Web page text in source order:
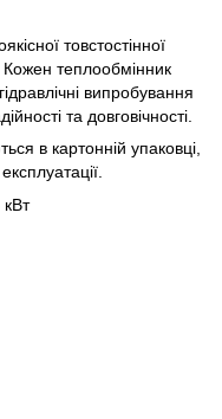
товстостінної
Кожен теплообмінник
випробування
та довговічності.
в картонній упаковці,